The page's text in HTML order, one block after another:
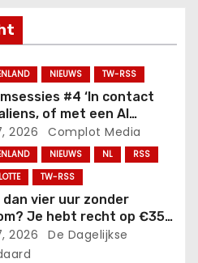
NIEUWS TW-RSS
#4 ‘In contact
of met een AI
met Kevin
2026 Complot Media
NIEUWS NL
RSS
TW-RSS
dan vier uur zonder
Je hebt recht op €35
loopt het bedrag
op.
2026
De Dagelijkse